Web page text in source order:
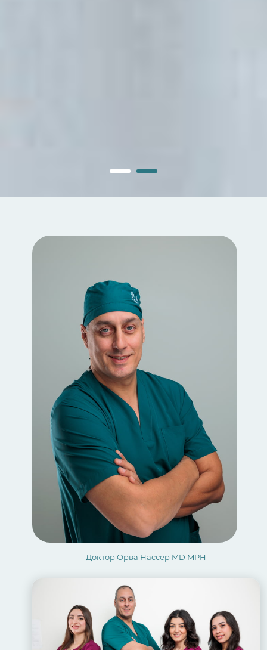
Доктор Орва Наcсер MD MPH